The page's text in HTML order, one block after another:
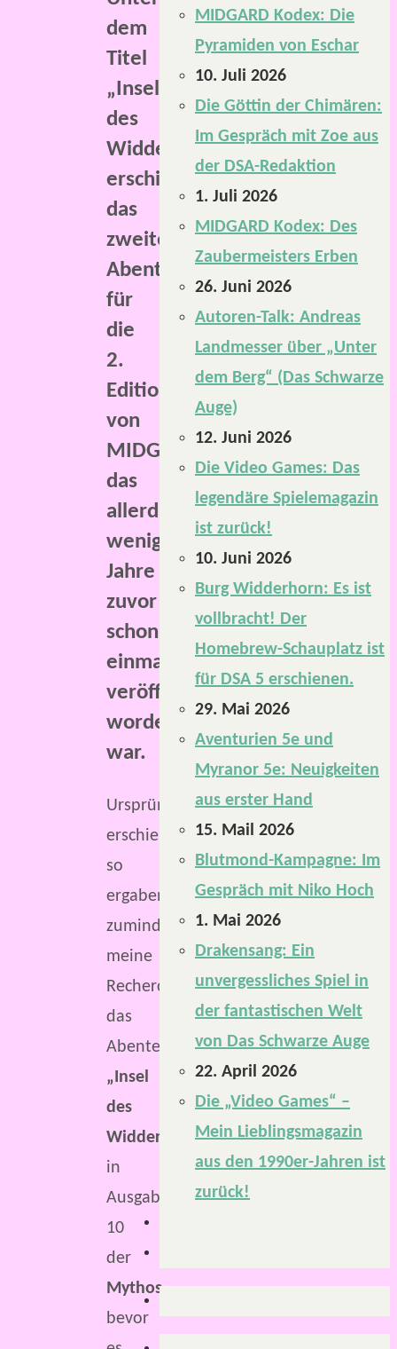
dem
Titel
„Insel
des
Widdergottes“
erschien
das
zweite
Abenteuer
für
die
2.
Edition
von
MIDGARD,
das
allerdings
wenige
Jahre
zuvor
schon
einmal
veröffentlicht
worden
war.
Ursprünglich
erschien,
so
ergaben
zumindest
meine
Recherchen,
das
Abenteuer
„Insel
des
Widdergottes“
in
Ausgabe
10
der
Mythos,
bevor
MIDGARD Kodex: Die
Pyramiden von Eschar
10. Juli 2026
Die Göttin der Chimären:
Im Gespräch mit Zoe aus
der DSA-Redaktion
1. Juli 2026
MIDGARD Kodex: Des
Zaubermeisters Erben
26. Juni 2026
Autoren-Talk: Andreas
Landmesser über „Unter
dem Berg“ (Das Schwarze
Auge)
12. Juni 2026
Die Video Games: Das
legendäre Spielemagazin
ist zurück!
10. Juni 2026
Burg Widderhorn: Es ist
vollbracht! Der
Homebrew-Schauplatz ist
für DSA 5 erschienen.
29. Mai 2026
Aventurien 5e und
Myranor 5e: Neuigkeiten
aus erster Hand
15. Mail 2026
Blutmond-Kampagne: Im
Gespräch mit Niko Hoch
1. Mai 2026
Drakensang: Ein
unvergessliches Spiel in
der fantastischen Welt
von Das Schwarze Auge
22. April 2026
Die „Video Games“ –
Mein Lieblingsmagazin
aus den 1990er-Jahren ist
zurück!